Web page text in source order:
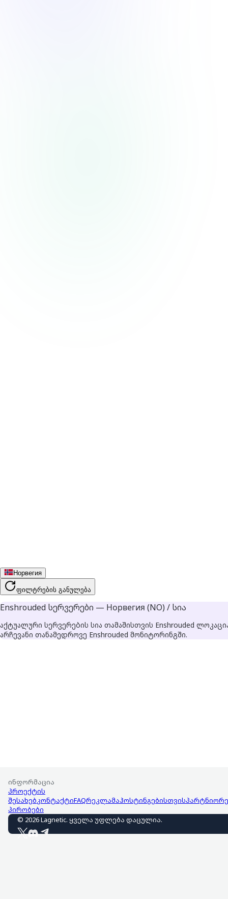
Норвегия
ფილტრების განულება
Enshrouded სერვერები — Норвегия (NO) / სია
აქტუალური სერვერების სია თამაშისთვის Enshrouded
არჩევანი თანამედროვე Enshrouded მონიტორინგში.
ინფორმაცია
პროექტის
შესახებკონტაქტიFAQრეკლამაჰოსტინგებისთვის
პირობები
© 2026Lagnetic. ყველა უფლება დაცულია.